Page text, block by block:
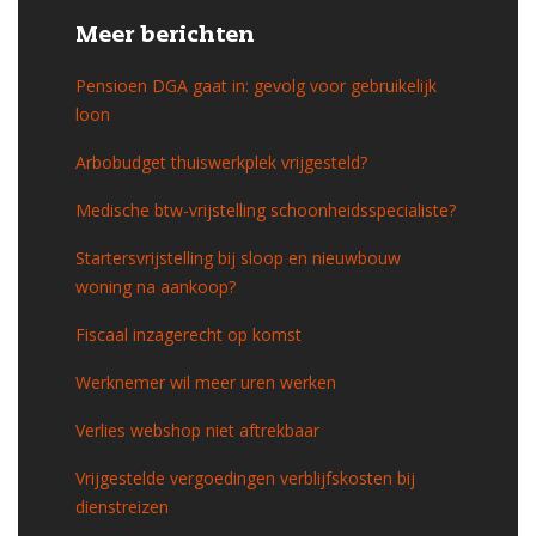
Meer berichten
Pensioen DGA gaat in: gevolg voor gebruikelijk
loon
Arbobudget thuiswerkplek vrijgesteld?
Medische btw-vrijstelling schoonheidsspecialiste?
Startersvrijstelling bij sloop en nieuwbouw
woning na aankoop?
Fiscaal inzagerecht op komst
Werknemer wil meer uren werken
Verlies webshop niet aftrekbaar
Vrijgestelde vergoedingen verblijfskosten bij
dienstreizen